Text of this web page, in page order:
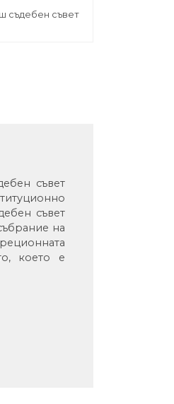
съдебен съвет
съвет
съвет
на
което е